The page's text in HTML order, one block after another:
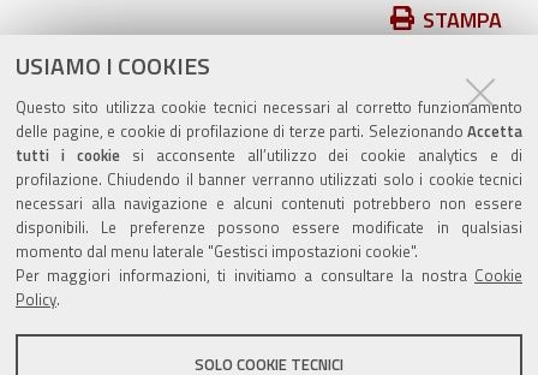
USIAMO I COOKIES
Questo sito utilizza cookie tecnici necessari al corretto funzionamento
delle pagine, e cookie di profilazione di terze parti. Selezionando Accetta
tutti i cookiesi acconsente all’utilizzo dei cookie analytics e di
profilazione. Chiudendo il banner verranno utilizzati solo i cookie tecnici
necessari alla navigazione e alcuni contenuti potrebbero non essere
disponibili. Le preferenze possono essere modificate in qualsiasi
momento dal menu laterale "Gestisci impostazioni cookie".
Per maggiori informazioni, ti invitiamo a consultare la nostra Cookie
Policy.
SOLO COOKIE TECNICI
Azioni
sul
documento
STAMPA
pubblicato il29/11/2018
ultima modifica29/11/2018
Valuta questo sito